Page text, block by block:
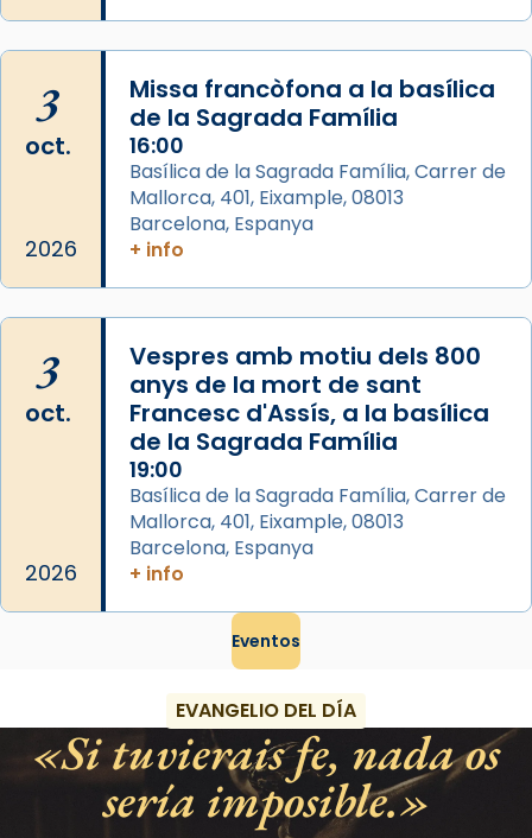
que les santes Juliana (“relatiu a Júlia”) i
Semproniana (“relatiu a Semprònia =
eterna”) són deixebles seves. I l’any 1667, el
frare Joan Gaspar Roig, afirma en una obra
que les santes són filles de l’antiga Iluro.
Mataró en reivindicarà les relíq
Foto
3
oct.
2026
Missa francòfona a la basílica
de la Sagrada Família
16:00
Basílica de la Sagrada Família, Carrer de
Mallorca, 401, Eixample, 08013
Barcelona, Espanya
+ info
3
oct.
2026
Vespres amb motiu dels 800
anys de la mort de sant
Francesc d'Assís, a la basílica
de la Sagrada Família
19:00
Basílica de la Sagrada Família, Carrer de
Mallorca, 401, Eixample, 08013
Barcelona, Espanya
+ info
Eventos
EVANGELIO DEL DÍA
Si tuvierais fe, nada os
sería imposible.